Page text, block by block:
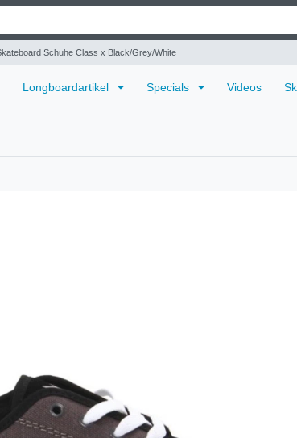
Schuhe Class x Black/Grey/White
Longboardartikel Specials Videos